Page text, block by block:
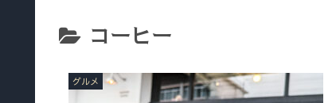
コーヒー
グルメ